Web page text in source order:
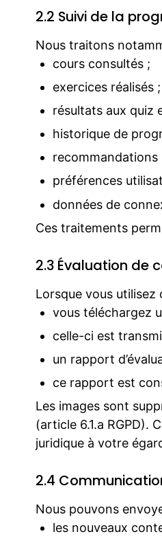
2.2 Suivi de la
Nous traitons
cours consultés ;
exercices réalisés ;
résultats aux quiz
historique de
recommandations
préférences
données de
Ces traitements
2.3 Évaluation de
Lorsque vous
vous téléchargez
celle-ci est
un rapport
ce rapport est
Les images sont
(article 6.1.a
juridique à votre
2.4
Nous pouvons
les nouveaux